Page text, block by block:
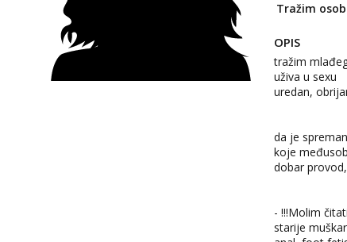
Tražim
OPIS
tražim
uživa u sexu
uredan,
da je
koje
dobar
- !!!Molim
starije